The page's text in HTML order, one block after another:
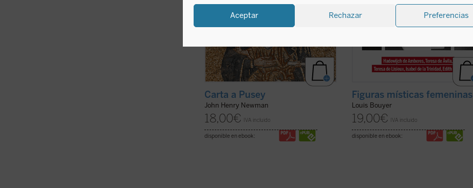
Aceptar Rechazar Preferencias
Carta a Pusey
John Henry Newman
18,00€ IVA incluido
disponible en ebook:
Figuras místicas femeninas
Louis Bouyer
19,00€ IVA incluido
disponible en ebook: